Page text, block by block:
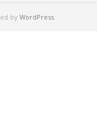
by WordPress.